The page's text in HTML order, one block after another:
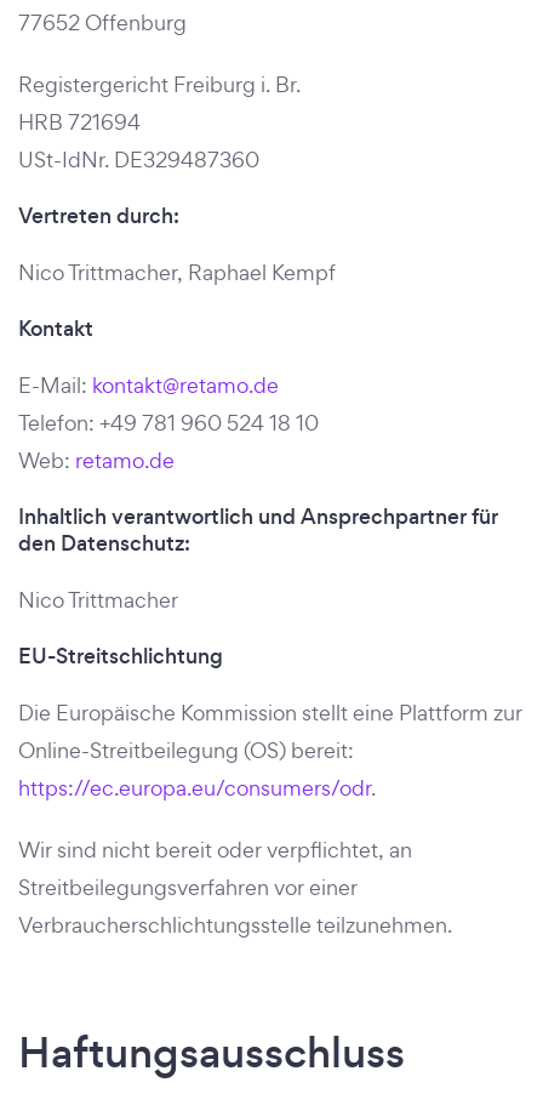
77652 Offenburg
Registergericht Freiburg i. Br.
HRB 721694
USt-IdNr. DE329487360
Vertreten durch:
Nico Trittmacher, Raphael Kempf
Kontakt
E-Mail: kontakt@retamo.de
Telefon: +49 781 960 524 18 10
Web: retamo.de
Inhaltlich verantwortlich und Ansprechpartner für
den Datenschutz:
Nico Trittmacher
EU-Streitschlichtung
Die Europäische Kommission stellt eine Plattform zur
Online-Streitbeilegung (OS) bereit:
https://ec.europa.eu/consumers/odr.
Wir sind nicht bereit oder verpflichtet, an
Streitbeilegungsverfahren vor einer
Verbraucherschlichtungsstelle teilzunehmen.
Haftungsausschluss